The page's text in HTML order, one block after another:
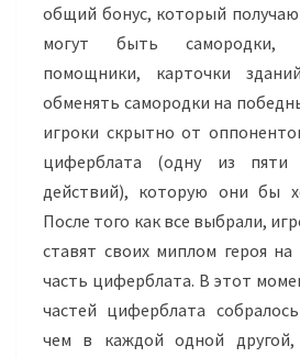
общий бонус, который
могут быть самородки,
помощники, карточки
обменять самородки на
игроки скрытно от
циферблата (одну из пяти
действий), которую они бы
После того как все выбрали,
ставят своих миплом героя
часть циферблата. В этот
частей циферблата
чем в каждой одной